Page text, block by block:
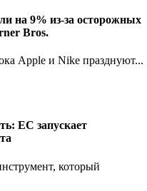
на 9% из-за осторожных
Bros.
Apple и Nike празднуют...
ЕС запускает
который